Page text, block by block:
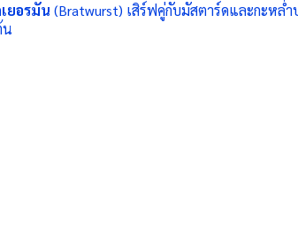
ยอรมัน (Bratwurst) เสิร์ฟคู่กับมัสตาร์ดและกะหล่ำ
น